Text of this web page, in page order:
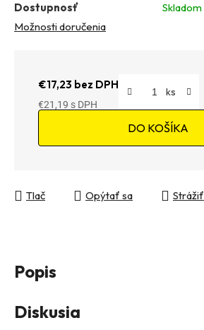
Dostupnosť
Skladom
Možnosti doručenia
€17,23 bez DPH
€21,19
DO KOŠÍKA
Tlač Opýtať sa Strážiť
Popis
Diskusia